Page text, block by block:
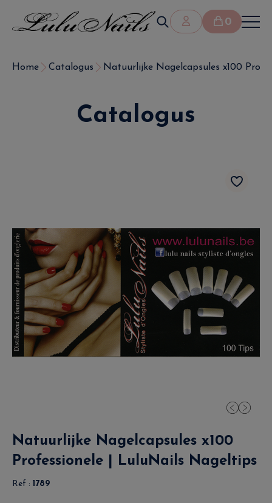
0
Home Catalogus Natuurlijke Nagelcapsules x100
Catalogus
Natuurlijke Nagelcapsules x100
Professionele | LuluNails Nageltips
Ref : 1789